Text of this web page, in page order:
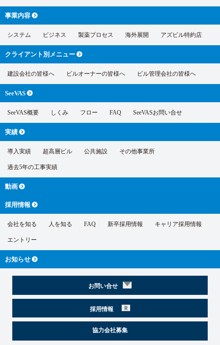
事業内容
システム ビジネス 製薬プロセス 海外展開 アズビル特約店
クライアント別 メニュー
建設会社の皆様へ ビルオーナーの皆様へ ビル管理会社の皆様へ
SeeVAS
SeeVAS概要 しくみ フロー FAQ SeeVASお問い合せ
実績
導入実績 超高層ビル 公共施設 その他事業所
過去5年の工事実績
動画
採用情報
会社を知る 人を知る FAQ 新卒採用情報 キャリア採用情報
エントリー
お知らせ
お問い合せ
採用情報
協力会社募集